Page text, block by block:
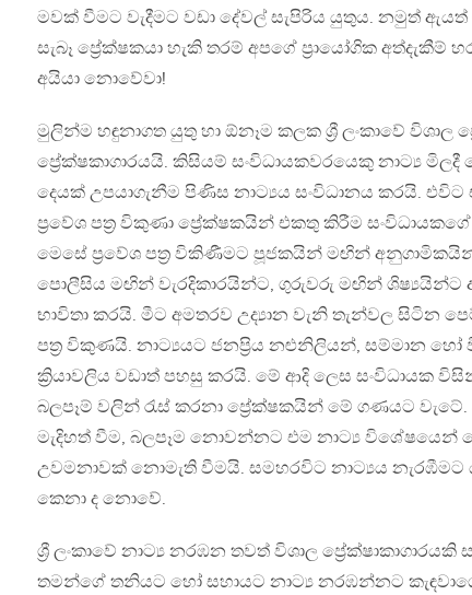
මවක් වීමට වැදීමට වඩා දේවල් සැපිරිය යුතුය. නමුත්
සැබෑ ප්‍රේක්ෂකයා හැකි තරම් අපගේ ප්‍රායෝගික අත්දැකීම්
අයියා නොවේවා!
මුලින්ම හඳුනාගත යුතු හා ඕනෑම කලක ශ්‍රී ලංකාවේ විශාල
ප්‍රේක‍්ෂකාගාරයයි. කිසියම් සංවිධායකවරයෙකු නාට්‍ය
දෙයක් උපයාගැනීම පිණිස නාට්‍යය සංවිධානය කරයි.
ප්‍රවේශ පත්‍ර විකුණා ප්‍රේක‍්ෂකයින් එකතු කිරීම සංවිධායකගේ
මෙසේ ප්‍රවේශ පත්‍ර විකිණීමට පූජකයින් මඟින්
පොලීසිය මඟින් වැරදිකාරයින්ට, ගුරුවරු මඟින් ශිෂ්‍යයින්ට
භාවිතා කරයි. මීට අමතරව උද්‍යාන වැනි තැන්වල සිටින
පත්‍ර විකුණයි. නාට්‍යයට ජනප්‍රිය නළුනිලියන්, සම්මාන
ක්‍රියාවලිය වඩාත් පහසු කරයි. මේ ආදි ලෙස සංවිධායක
බලපෑම් වලින් රැස් කරනා ප්‍රේක‍්ෂකයින් මේ ගණයට
මැදිහත් වීම, බලපෑම නොවන්නට එම නාට්‍ය විශේෂයෙන්
උවමනාවක් නොමැති වීමයි. සමහරවිට නාට්‍යය නැරඹීමට
කෙනා ද නොවේ.
ශ්‍රී ලංකාවේ නාට්‍ය නරඹන තවත් විශාල
තමන්ගේ තනියට හෝ සහායට නාට්‍ය නරඹන්නට